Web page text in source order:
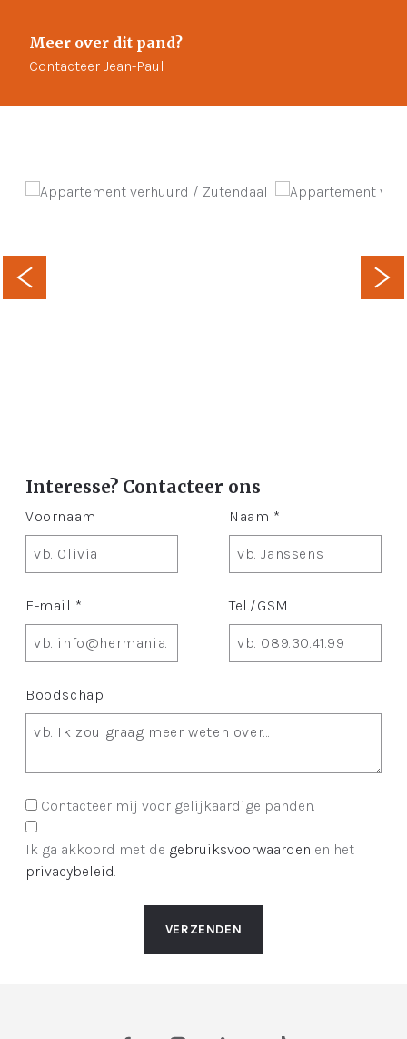
Meer over dit pand?
Contacteer Jean-Paul
Interesse? Contacteer ons
Voornaam Naam *
E-mail * Tel./GSM
Boodschap
Contacteer mij voor gelijkaardige panden.
Ik ga akkoord met de gebruiksvoorwaarden en het
privacybeleid.
VERZENDEN